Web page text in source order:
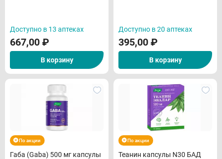
Доступно в 13 аптеках
667,00 ₽
В корзину
Доступно в 20 аптеках
395,00 ₽
В корзину
По акции
Габа (Gaba) 500 мг капсулы
По акции
Теанин капсулы N30 БАД